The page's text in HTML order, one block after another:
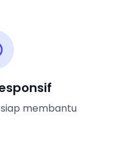
membantu